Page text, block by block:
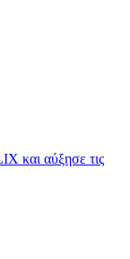
και αύξησε τις